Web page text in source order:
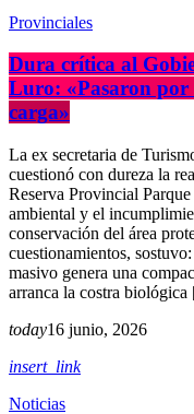
Provinciales
Dura crítica al
Luro: «Pasaron por
carga»
La ex secretaria de
cuestionó con dureza la
Reserva Provincial
ambiental y el
conservación del área
cuestionamientos,
masivo genera una
arranca la costra
today16 junio, 2026
insert_link
Noticias